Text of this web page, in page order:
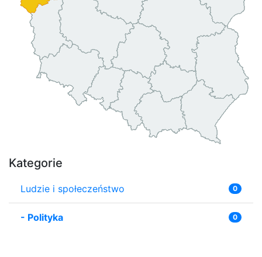
Kategorie
Ludzie i społeczeństwo 0
- Polityka 0